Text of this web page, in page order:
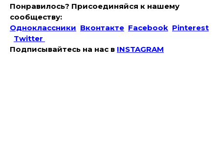
Понравилось? Присоединяйся к нашему
сообществу:
Одноклассники Вконтакте Facebook Pinterest
Twitter
Подписывайтесь на наc в INSTAGRAM